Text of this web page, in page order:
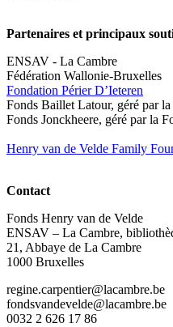
Partenaires et principaux
ENSAV - La Cambre
Fédération Wallonie-Bruxelles
Fondation Périer D’Ieteren
Fonds Baillet Latour, géré par
Fonds Jonckheere, géré par la
Henry van de Velde Family
Contact
Fonds Henry van de Velde
ENSAV – La Cambre,
21, Abbaye de La Cambre
1000 Bruxelles
regine.carpentier@lacambre.be
fondsvandevelde@lacambre.be
0032 2 626 17 86